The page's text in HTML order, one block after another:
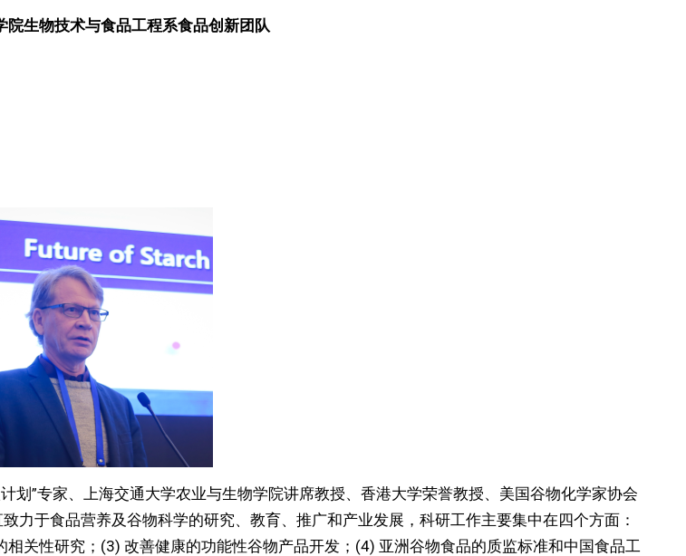
院生物技术与食品工程系食品创新团队
划”专家、上海交通大学农业与生物学院讲席教授、香港大学荣誉教授、美国谷物化学家协会
力于食品营养及谷物科学的研究、教育、推广和产业发展，科研工作主要集中在四个方面：
关性研究；(3) 改善健康的功能性谷物产品开发；(4) 亚洲谷物食品的质监标准和中国食品工